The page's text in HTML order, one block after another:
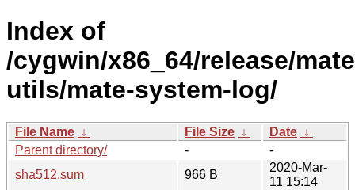
Index of
/cygwin/x86_64/release/
utils/mate-system-log/
File Name ↓ File Size ↓ Date ↓
Parent directory/
-
-
sha512.sum
966 B
2020-Mar-
11 15:14